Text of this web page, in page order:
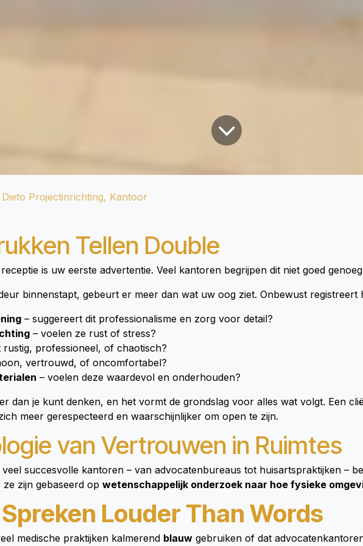
Dieto Projectinrichting, Kantoor
Tellen Double
is uw eerste advertentie. Veel kantoren begrijpen dit niet goed
binnenstapt, gebeurt er meer dan wat uw oog ziet. Onbewust registreert
– suggereert dit professionalisme en zorg voor detail?
– voelen ze rust of stress?
rustig, professioneel, of chaotisch?
vertrouwd, of oncomfortabel?
– voelen deze waardevol en onderhouden?
dan je kunt denken, en het vormt de grondslag voor alles wat volgt. Een
meer gerespecteerd en waarschijnlijker om open te zijn.
van Vertrouwen in Ruimtes
succesvolle kantoren – van advocatenbureaus tot huisartspraktijken –
zijn gebaseerd op wetenschappelijk onderzoek naar hoe fysieke
Louder Than Words
medische praktijken kalmerend blauw gebruiken of dat